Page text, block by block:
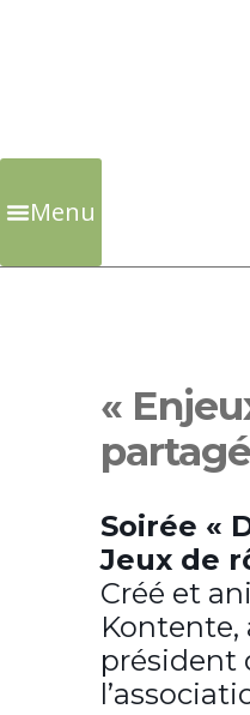
content
Menu
«
Soirée «
Jeux de
Créé et
Kontente,
président